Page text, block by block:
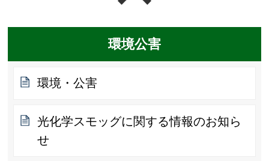
環境公害
環境・公害
光化学スモッグに関する情報のお知ら
せ